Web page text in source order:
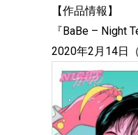
【作品情報】
『BaBe – Night
2020年2月14日